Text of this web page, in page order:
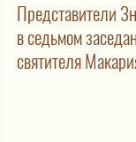
Представители
в седьмом
святителя